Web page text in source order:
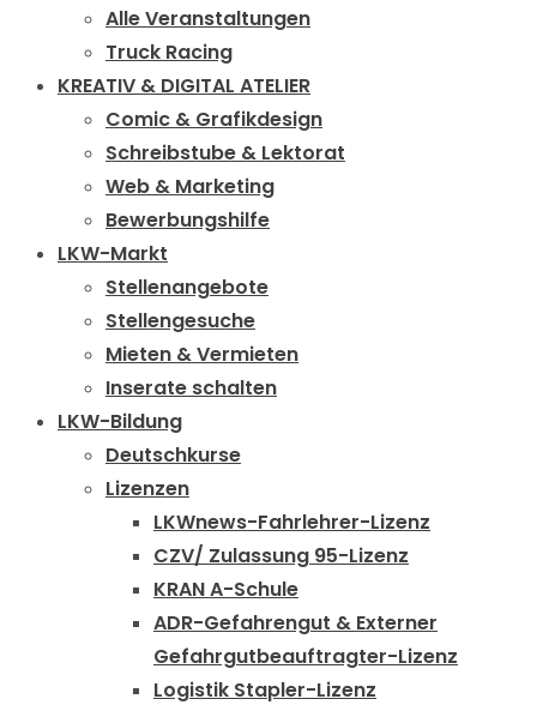
Alle Veranstaltungen
Truck Racing
KREATIV & DIGITAL ATELIER
Comic & Grafikdesign
Schreibstube & Lektorat
Web & Marketing
Bewerbungshilfe
LKW-Markt
Stellenangebote
Stellengesuche
Mieten & Vermieten
Inserate schalten
LKW-Bildung
Deutschkurse
Lizenzen
LKWnews-Fahrlehrer-Lizenz
CZV/ Zulassung 95-Lizenz
KRAN A-Schule
ADR-Gefahrengut & Externer
Gefahrgutbeauftragter-Lizenz
Logistik Stapler-Lizenz